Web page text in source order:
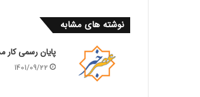
نوشته های مشابه
پایان رسمی کار
1401/09/22